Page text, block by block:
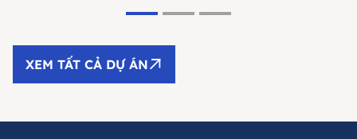
XEM TẤT CẢ DỰ ÁN